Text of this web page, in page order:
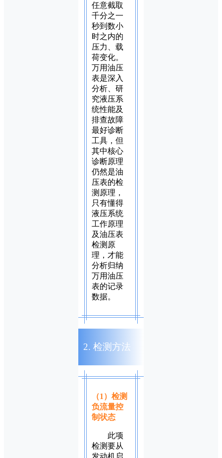
任意截取
千分之一
秒到数小
时之内的
压力、载
荷变化。
万用油压
表是深入
分析、研
究液压系
统性能及
排查故障
最好诊断
工具，但
其中核心
诊断原理
仍然是油
压表的检
测原理，
只有懂得
液压系统
工作原理
及油压表
检测原
理，才能
分析归纳
万用油压
表的记录
数据。
2. 检测方法
（1）检测
负流量控
制状态
此项
检测要从
发动机启